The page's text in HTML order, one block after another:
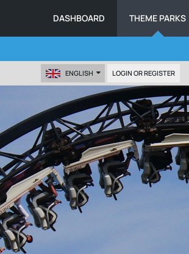
DASHBOARD THEME PARKS
ENGLISH LOGIN OR REGISTER